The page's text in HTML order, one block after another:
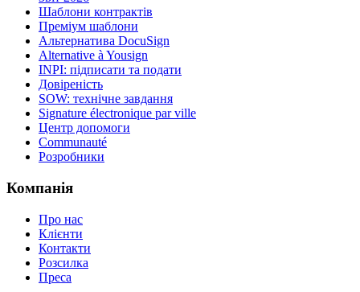
Шаблони контрактів
Преміум шаблони
Альтернатива DocuSign
Alternative à Yousign
INPI: підписати та подати
Довіреність
SOW: технічне завдання
Signature électronique par ville
Центр допомоги
Communauté
Розробники
Компанія
Про нас
Клієнти
Контакти
Розсилка
Преса